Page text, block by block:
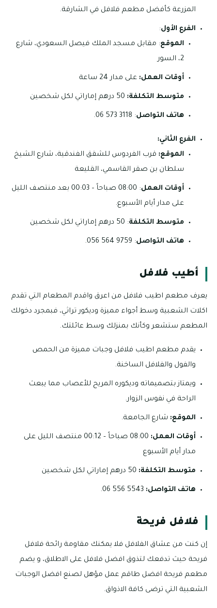
المزرعة كأفضل مطعم فلافل في الشارقة.
الفرع الأول:
الموقع: مقابل مسجد الملك فيصل السعودي، شارع
2، السور
أوقات العمل: على مدار 24 ساعة
متوسط التكلفة:
هاتف التواصل: 3118 573 06.
الفرع الثاني:
الموقع: قرب الفردوس للشقق الفندقية، شارع الشيخ
سلطان بن صقر القاسمي، القليعة
أوقات العمل
: 08:00 صباحاً – 00:03 بعد منتصف الليل
على مدار أيام الأسبوع.
متوسط التكلفة: 50 درهم إماراتي لكل شخصين
هاتف التواصل: 9759 564 056.
أطيب فلافل
يعرف مطعم اطيب فلافل من اعرق واقدم المطعام التي تقدم
اكلات الشعبية وسط أجواء مميزة وديكور تراثي، فبمجرد دخولك
المطعم ستشعر وكأنك بمنزلك وسط عائلتك.
يقدم مطعم اطيب فلافل وجبات مميزة من الحمص
والفول والفلافل الساخنة.
ويمتاز بتصميماته وديكوره المريح للأعصاب مما يبعث
الراحة في نفوس الزوار.
الموقع: شارع الجامعة.
أوقات العمل:
08:00 صباحاً – 00:12 منتصف الليل على
مدار أيام الأسبوع
متوسط التكلفة: 50 درهم إماراتي لكل شخصين
هاتف التواصل:
فلافل فريحة
إن كنت من عشاق الفلافل فلا يمكنك مقاومة رائحة فلافل
فريحة حيث تدفعك لتذوق افضل فلافل على الاطلاق، و يضم
مطعم فريحة افضل طاقم عمل مؤهل لصنع افضل الوجبات
الشعبية التي ترضى كافة الاذواق.